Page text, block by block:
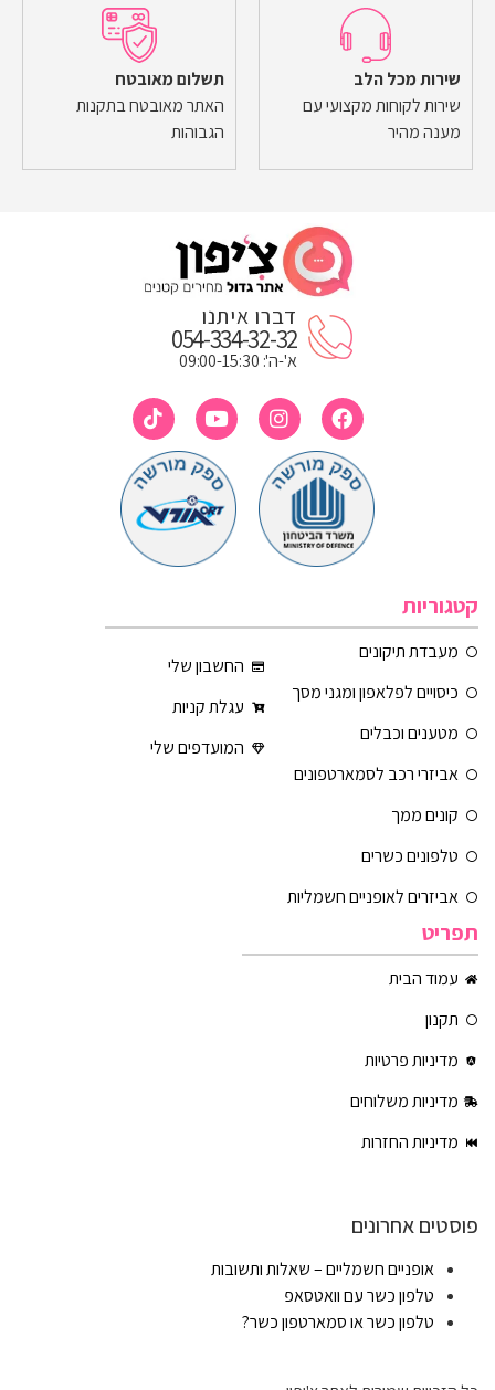
שירות מכל הלב
שירות לקוחות מקצועי עם
מענה מהיר
תשלום מאובטח
האתר מאובטח בתקנות
הגבוהות
דברו איתנו
054-334-32-32
א'-ה': 09:00-15:30
קטגוריות
מעבדת תיקונים
כיסויים לפלאפון ומגני מסך
מטענים וכבלים
אביזרי רכב לסמארטפונים
קונים ממך
טלפונים כשרים
אביזרים לאופניים חשמליות
החשבון שלי
עגלת קניות
המועדפים שלי
תפריט
עמוד הבית
תקנון
מדיניות פרטיות
מדיניות משלוחים
מדיניות החזרות
פוסטים אחרונים
אופניים חשמליים – שאלות ותשובות
טלפון כשר עם וואטסאפ
טלפון כשר או סמארטפון כשר?